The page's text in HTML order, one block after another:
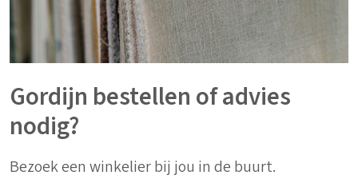
Gordijn bestellen of advies
nodig?
Bezoek een winkelier bij jou in de buurt.